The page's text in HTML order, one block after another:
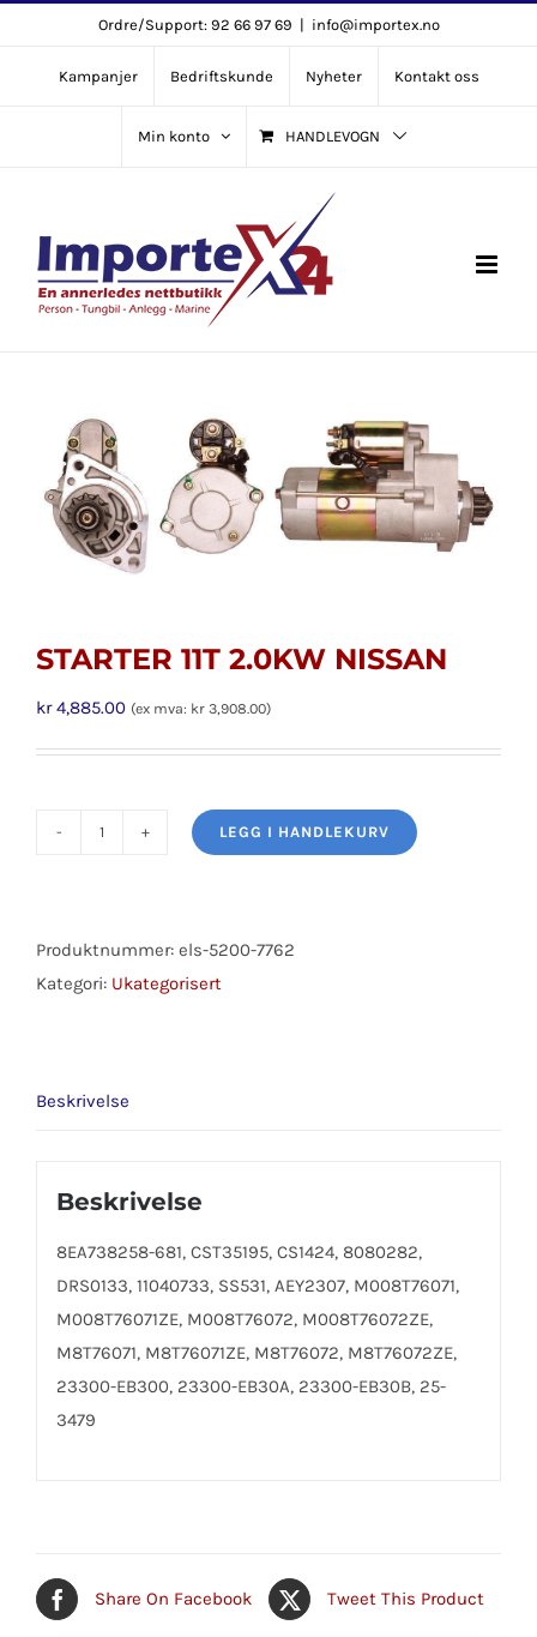
content
Ordre/Support: 92 66 97 69 | info@importex.no
Kampanjer Bedriftskunde Nyheter Kontakt oss
Min konto HANDLEVOGN
STARTER 11T 2.0KW NISSAN
kr4,885.00 (ex mva: kr 3,908.00)
NISSAN
antall
LEGG I HANDLEKURV
Produktnummer: els-5200-7762
Kategori: Ukategorisert
Beskrivelse
Beskrivelse
8EA738258-681, CST35195, CS1424, 8080282,
DRS0133, 11040733, SS531, AEY2307, M008T76071,
M008T76071ZE, M008T76072, M008T76072ZE,
M8T76071, M8T76071ZE, M8T76072, M8T76072ZE,
23300-EB300, 23300-EB30A, 23300-EB30B, 25-
3479
Share On Facebook Tweet This Product